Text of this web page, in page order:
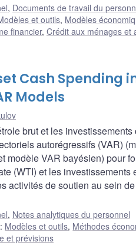
, Documents de travail du
et outils, Modèles
financier, Crédit aux ménages et
Cash Spending
Models
brut et les
autorégressifs (VAR)
modèle VAR bayésien) pour
(WTI) et les
activités de soutien au sein
, Notes analytiques du personnel
: Modèles et outils, Méthodes
et prévisions